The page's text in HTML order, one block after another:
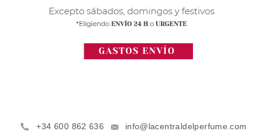
+34 600 862 636
info@lacentraldelperfume.com